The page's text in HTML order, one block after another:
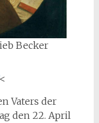
Becker
Vaters der
den 22. April